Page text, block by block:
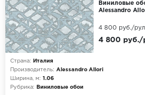
Обои под покраску
Краска
Виниловые
Alessandro
Страна:
Италия
Производитель: Alessandro Allori
Ширина, м: 1.06
Рубрика:
Виниловые обои
4 800 руб./
4 800 руб./рул